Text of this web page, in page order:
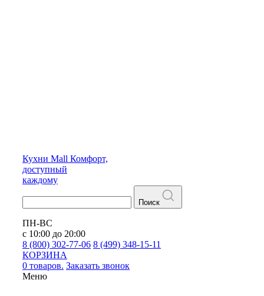
Кухни Mall Комфорт,
доступный
каждому
Поиск
ПН-ВС
с 10:00 до 20:00
8 (800) 302-77-06 8 (499) 348-15-11
КОРЗИНА
0 товаров. Заказать звонок
Меню